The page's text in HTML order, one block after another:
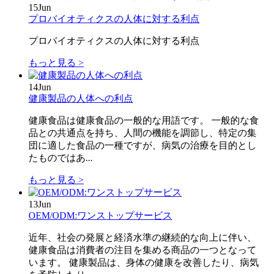
15Jun
プロバイオティクスの人体に対する利点
プロバイオティクスの人体に対する利点
もっと見る >
14Jun
健康製品の人体への利点
健康食品は健康食品の一般的な用語です。 一般的な食
品との共通点を持ち、人間の機能を調節し、特定の集
団に適した食品の一種ですが、病気の治療を目的とし
たものではあ...
もっと見る >
13Jun
OEM/ODM:ワンストップサービス
近年、社会の発展と経済水準の継続的な向上に伴い、
健康食品は消費者の注目を集める商品の一つとなって
います。 健康製品は、身体の健康を改善したり、病気